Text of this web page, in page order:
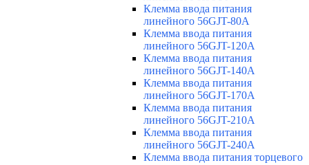
Клемма ввода питания
линейного 56GJT-80A
Клемма ввода питания
линейного 56GJT-120A
Клемма ввода питания
линейного 56GJT-140A
Клемма ввода питания
линейного 56GJT-170A
Клемма ввода питания
линейного 56GJT-210A
Клемма ввода питания
линейного 56GJT-240A
Клемма ввода питания торцевого